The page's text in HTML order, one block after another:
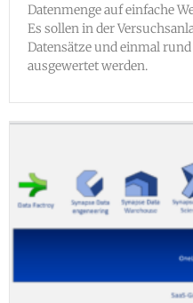
Datenmenge auf einfache
Es sollen in der
Datensätze und einmal rund
ausgewertet werden.